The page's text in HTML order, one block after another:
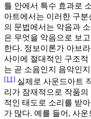
틀 안에서 특수 효과로
아트에서는 이러한 구
의 문법에서는 악음과
은 무엇을 악음으로 보
한다. 정보이론가 아브
사이에 절대적인 구조적
는 곧 소음인지 음악인
[11] 실제로 사운드아트
리가 잠재적으로 작품
적인 태도로 소리를 받
가 많다. 예를 들어, 사